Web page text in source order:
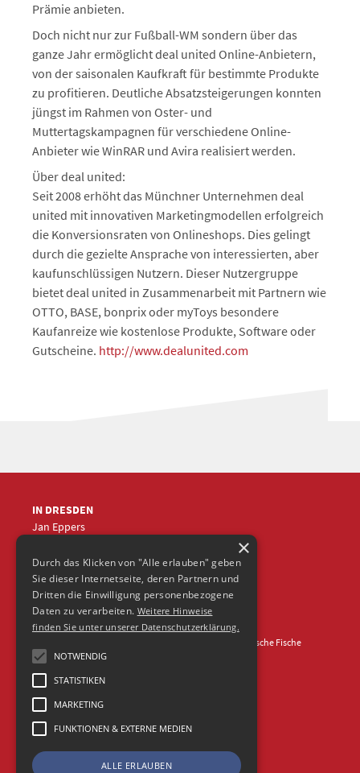
Prämie anbieten.
Doch nicht nur zur Fußball-WM sondern über das
ganze Jahr ermöglicht deal united Online-Anbietern,
von der saisonalen Kaufkraft für bestimmte Produkte
zu profitieren. Deutliche Absatzsteigerungen konnten
jüngst im Rahmen von Oster- und
Muttertagskampagnen für verschiedene Online-
Anbieter wie WinRAR und Avira realisiert werden.
Über deal united:
Seit 2008 erhöht das Münchner Unternehmen deal
united mit innovativen Marketingmodellen erfolgreich
die Konversionsraten von Onlineshops. Dies gelingt
durch die gezielte Ansprache von interessierten, aber
kaufunschlüssigen Nutzern. Dieser Nutzergruppe
bietet deal united in Zusammenarbeit mit Partnern wie
OTTO, BASE, bonprix oder myToys besondere
Kaufanreize wie kostenlose Produkte, Software oder
Gutscheine. http://www.dealunited.com
IN DRESDEN
Jan Eppers
jep@frische-fische.com
© 2026 Agentur Frische Fische
×
Durch das Klicken von "Alle erlauben" geben
Sie dieser Internetseite, deren Partnern und
Dritten die Einwilligung personenbezogene
Daten zu verarbeiten. Weitere Hinweise
finden Sie unter unserer Datenschutzerklärung.
NOTWENDIG
STATISTIKEN
MARKETING
FUNKTIONEN & EXTERNE MEDIEN
ALLE ERLAUBEN